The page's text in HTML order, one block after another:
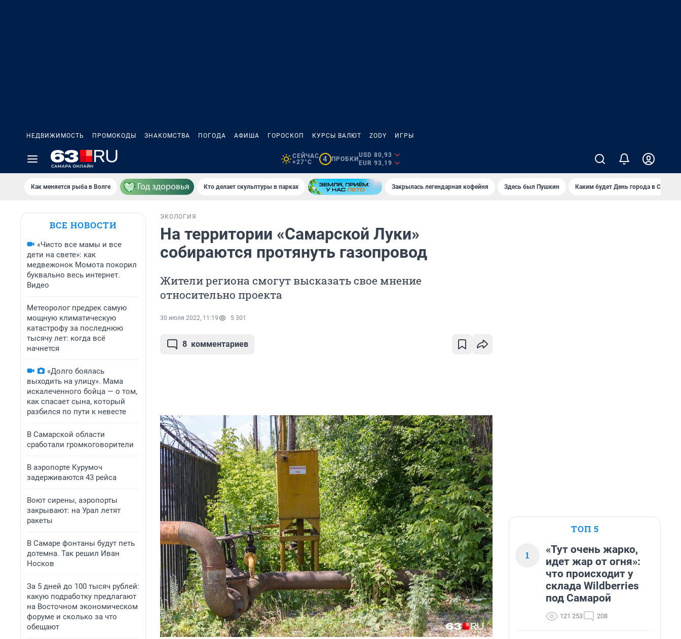
НЕДВИЖИМОСТЬ ПРОМОКОДЫ ЗНАКОМСТВА ПОГОДА АФИША ГОРОСКОП КУРСЫ ВАЛЮТ ZODY ИГРЫ
СЕЙЧАС
+27°C
4 ПРОБКИ
USD 80,93
EUR 93,19
Как меняется рыба в Волге Кто делает скульптуры в парках Закрылась легендарная кофейня Здесь был Пушкин Каким будет День города в Самаре
ВСЕ НОВОСТИ
«Чисто все мамы и все
дети на свете»: как
медвежонок Момота покорил
буквально весь интернет.
Видео
Метеоролог предрек самую
мощную климатическую
катастрофу за последнюю
тысячу лет: когда всё
начнется
«Долго боялась
выходить на улицу». Мама
искалеченного бойца — о том,
как спасает сына, который
разбился по пути к невесте
В Самарской области
сработали громкоговорители
В аэропорте Курумоч
задерживаются 43 рейса
Воют сирены, аэропорты
закрывают: на Урал летят
ракеты
В Самаре фонтаны будут петь
дотемна. Так решил Иван
Носков
За 5 дней до 100 тысяч рублей:
какую подработку предлагают
на Восточном экономическом
форуме и сколько за что
обещают
ЭКОЛОГИЯ
На территории «Самарской Луки»
собираются протянуть газопровод
Жители региона смогут высказать свое мнение
относительно проекта
30 июля 2022, 11:19 5 301
8 комментариев
ТОП 5
1
«Тут очень жарко,
идет жар от огня»:
что происходит у
склада Wildberries
под Самарой
121 253 208